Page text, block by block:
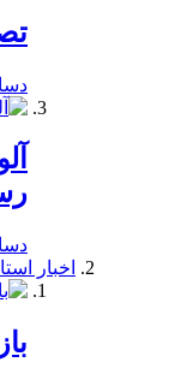
دسامبر
دسامبر
اخبار